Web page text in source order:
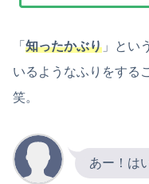
「 知ったかぶり 」とい
いるようなふりをする
笑。
あー！は